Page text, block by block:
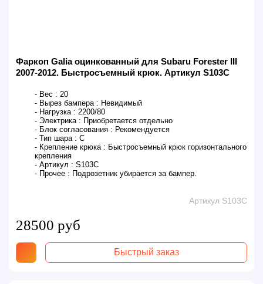
Фаркоп Galia оцинкованный для Subaru Forester III
2007-2012. Быстросъемный крюк. Артикул S103C
- Вес : 20
- Вырез бампера : Невидимый
- Нагрузка : 2200/80
- Электрика : Приобретается отдельно
- Блок согласования : Рекомендуется
- Тип шара : C
- Крепление крюка : Быстросъемный крюк горизонтального
крепления
- Артикул : S103C
- Прочее : Подрозетник убирается за бампер.
Артикул S103C
28500 руб
Быстрый заказ